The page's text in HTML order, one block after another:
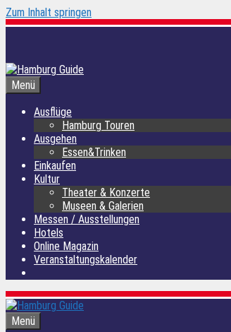
Zum Inhalt springen
Menü
Ausflüge
Hamburg Touren
Ausgehen
Essen&Trinken
Einkaufen
Kultur
Theater & Konzerte
Museen & Galerien
Messen / Ausstellungen
Hotels
Online Magazin
Veranstaltungskalender
Menü